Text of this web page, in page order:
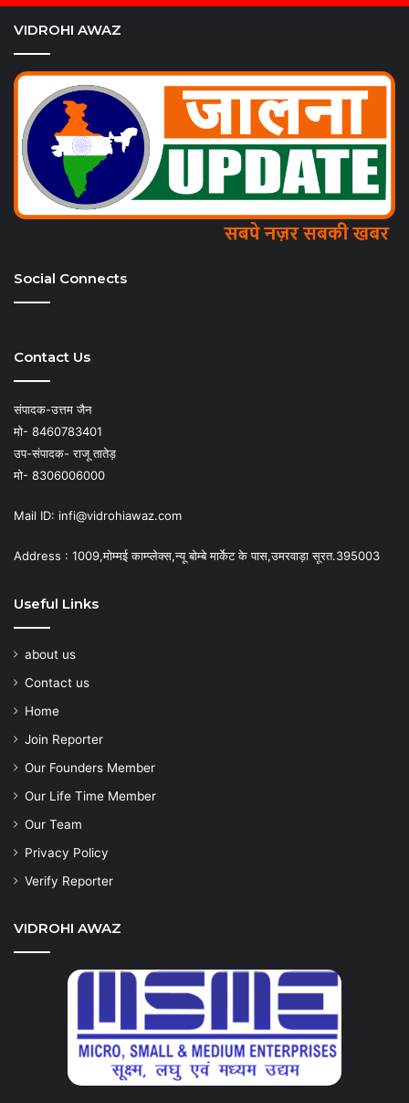
VIDROHI AWAZ
Social Connects
Contact Us
संपादक-उत्तम जैन
मो- 8460783401
उप-संपादक- राजू तातेड़
मो- 8306006000
Mail ID: infi@vidrohiawaz.com
Address : 1009,मोम्मई काम्प्लेक्स,न्यू बोम्बे मार्केट के पास,उमरवाड़ा सूरत.395003
Useful Links
about us
Contact us
Home
Join Reporter
Our Founders Member
Our Life Time Member
Our Team
Privacy Policy
Verify Reporter
VIDROHI AWAZ